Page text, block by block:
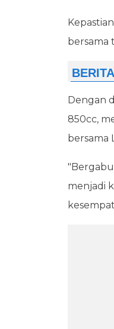
bersama
Dengan
850cc,
bersama
menjadi